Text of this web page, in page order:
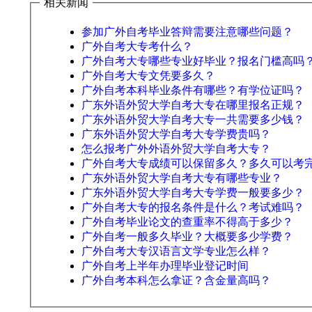
参加广外自考毕业答辩需要注意哪些问题？
广外自考大专考什么？
广外自考大专哪些专业好毕业？报名门槛高吗
广外自考大专文凭要多久？
广外自考本科毕业条件有哪些？有学位证吗？
广东外语外贸大学自考大专在哪里报名正规？
广东外语外贸大学自考大专一共需要多少钱？
广东外语外贸大学自考大专学费贵吗？
怎么报考广外外语外贸大学自考大专？
广外自考大专成绩可以保留多久？多久可以考
广东外语外贸大学自考大专有哪些专业？
广东外语外贸大学自考大专学费一般要多少？
广外自考大专的报名条件是什么？考试难吗？
广外自考毕业论文的查重率不得高于多少？
广外自考一般多久毕业？大概要多少学费？
广外自考大专汉语言文学专业怎么样？
广外自考上半年办理毕业登记时间
广外自考本科怎么拿证？含金量高吗？